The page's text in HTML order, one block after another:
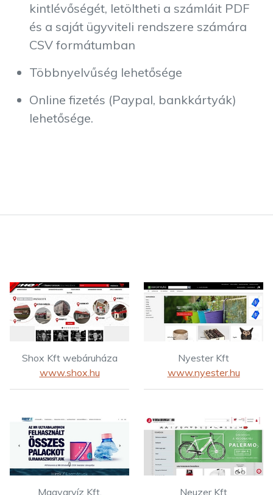
kintlévőségét, letöltheti a számláit PDF
és a saját ügyviteli rendszere számára
CSV formátumban
Többnyelvűség lehetősége
Online fizetés (Paypal, bankkártyák)
lehetősége.
Shox Kft webáruháza
www.shox.hu
Nyester Kft
www.nyester.hu
Magyarvíz Kft.
Neuzer Kft